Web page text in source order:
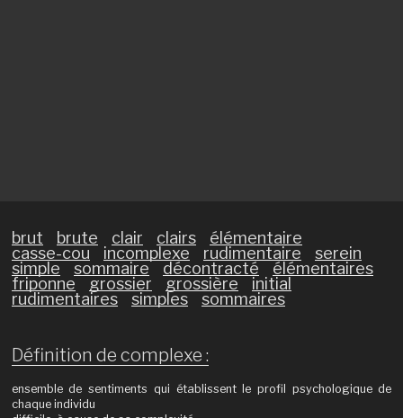
brut brute clair clairs
élémentaire
casse-cou
incomplexe rudimentaire
serein
simple
sommaire décontracté
élémentaires
friponne
grossier grossière
initial
rudimentaires
simples sommaires
Définition de complexe :
ensemble de sentiments qui établissent le profil psychologique de
chaque individu